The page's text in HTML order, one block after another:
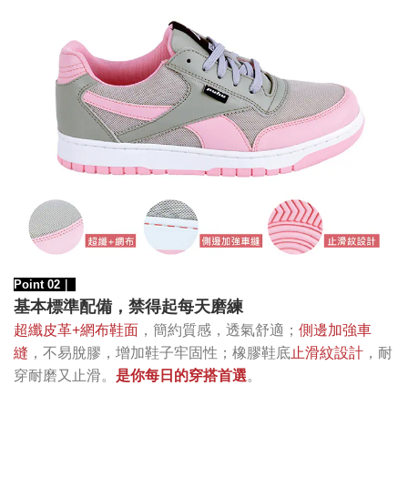
Point 02｜
基本標準配備，禁得起每天磨練
超纖皮革+網布鞋面 ，簡約質感，透氣舒適； 側邊加強車
縫 ，不易脫膠，增加鞋子牢固性；橡膠鞋底止滑紋設計 ，耐
穿耐磨又止滑。 是你每日的穿搭首選。